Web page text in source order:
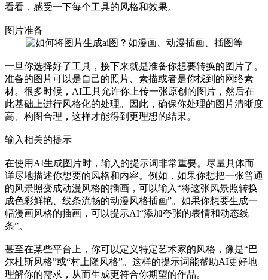
看看，感受一下每个工具的风格和效果。
图片准备
一旦你选择好了工具，接下来就是准备你想要转换的图片了。
准备的图片可以是自己的照片、素描或者是你找到的网络素
材。很多时候，AI工具允许你上传一张原创的图片，然后在
此基础上进行风格化的处理。因此，确保你处理的图片清晰度
高、构图合理，这样才能得到更理想的结果。
输入相关的提示
在使用AI生成图片时，输入的提示词非常重要。尽量具体而
详尽地描述你想要的风格和内容。例如，如果你想把一张普通
的风景照变成动漫风格的插画，可以输入“将这张风景照转换
成色彩鲜艳、线条流畅的动漫风格插画”。如果你想要生成一
幅漫画风格的插画，可以提示AI“添加夸张的表情和动态线
条”。
甚至在某些平台上，你可以定义特定艺术家的风格，像是“巴
尔杜斯风格”或“村上隆风格”。这样的提示词能帮助AI更好地
理解你的需求，从而生成更符合你期望的作品。